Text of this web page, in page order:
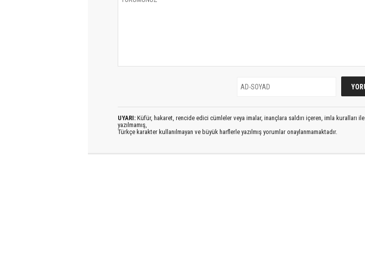
UYARI: Küfür, hakaret, rencide edici cümleler veya imalar, inançlara saldırı içeren, imla kuralları ile
yazılmamış,
Türkçe karakter kullanılmayan ve büyük harflerle yazılmış yorumlar onaylanmamaktadır.